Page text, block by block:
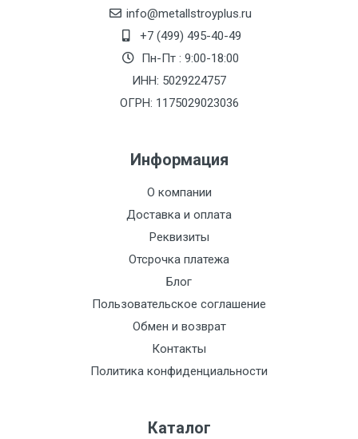
info@metallstroyplus.ru
+7 (499) 495-40-49
Пн-Пт : 9:00-18:00
ИНН: 5029224757
ОГРН: 1175029023036
Информация
О компании
Доставка и оплата
Реквизиты
Отсрочка платежа
Блог
Пользовательское соглашение
Обмен и возврат
Контакты
Политика конфиденциальности
Каталог